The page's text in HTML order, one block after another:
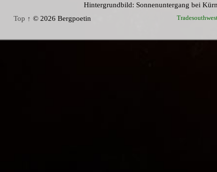
Hintergrundbild: Sonnenuntergang bei
Top ↑ © 2026 Bergpoetin